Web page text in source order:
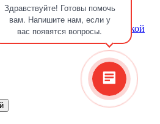
Здравствуйте! Готовы помочь
вам. Напишите нам, если у
вас появятся вопросы.
вы соглашаетесь с политикой